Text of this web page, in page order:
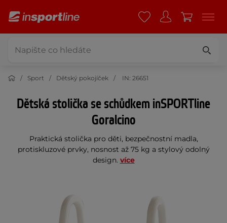
Sport Dětský pokojíček IN: 26651
Dětská stolička se schůdkem inSPORTline
Goralcino
Praktická stolička pro děti, bezpečnostní madla,
protiskluzové prvky, nosnost až 75 kg a stylový odolný
design. více